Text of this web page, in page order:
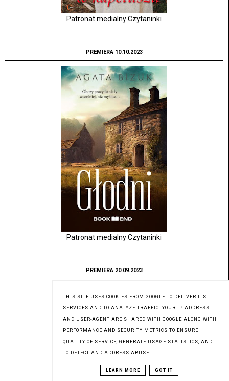
Patronat medialny Czytaninki
PREMIERA 10.10.2023
Patronat medialny Czytaninki
PREMIERA 20.09.2023
THIS SITE USES COOKIES FROM GOOGLE TO DELIVER ITS
SERVICES AND TO ANALYZE TRAFFIC. YOUR IP ADDRESS
AND USER-AGENT ARE SHARED WITH GOOGLE ALONG WITH
PERFORMANCE AND SECURITY METRICS TO ENSURE
QUALITY OF SERVICE, GENERATE USAGE STATISTICS, AND
TO DETECT AND ADDRESS ABUSE.
LEARN MORE GOT IT